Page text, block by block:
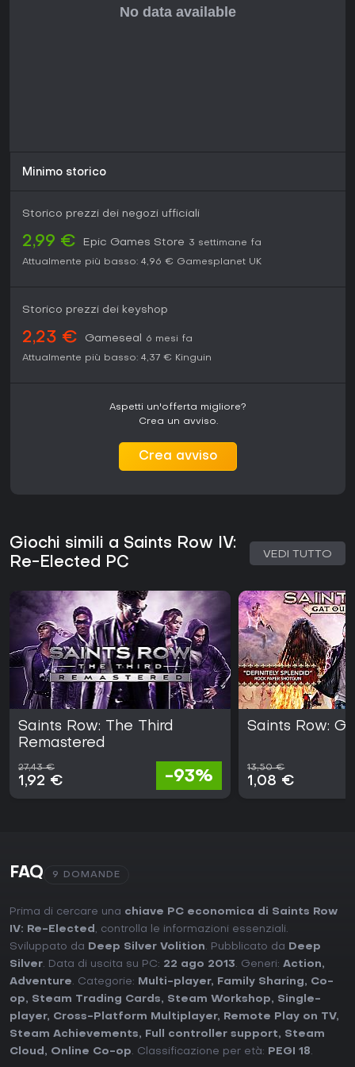
Minimo storico
Storico prezzi dei negozi ufficiali
2,99 € Epic Games Store 3 settimane fa
Attualmente più basso: 4,96 € Gamesplanet UK
Storico prezzi dei keyshop
2,23 € Gameseal
6 mesi fa
Attualmente più basso: 4,37 € Kinguin
Aspetti un'offerta migliore?
Crea un avviso.
Crea avviso
Giochi simili a Saints Row IV:
Re-Elected PC
VEDI TUTTO
Saints Row: The Third
Remastered
27,43 €
1,92 € -93%
Saints Row:
13,50 €
1,08 €
FAQ 9 DOMANDE
Prima di cercare una chiave PC economica di Saints Row
IV: Re-Elected , controlla le informazioni essenziali.
Sviluppato da
Deep Silver Volition. Pubblicato da
Deep
Silver. Data di uscita su PC: 22 ago 2013. Generi: Action,
Adventure. Categorie: Multi-player, Family Sharing, Co-
op, Steam Trading Cards, Steam Workshop, Single-
player, Cross-Platform Multiplayer, Remote Play on TV,
Steam Achievements, Full controller support, Steam
Cloud , Online Co-op. Classificazione per età: PEGI 18.